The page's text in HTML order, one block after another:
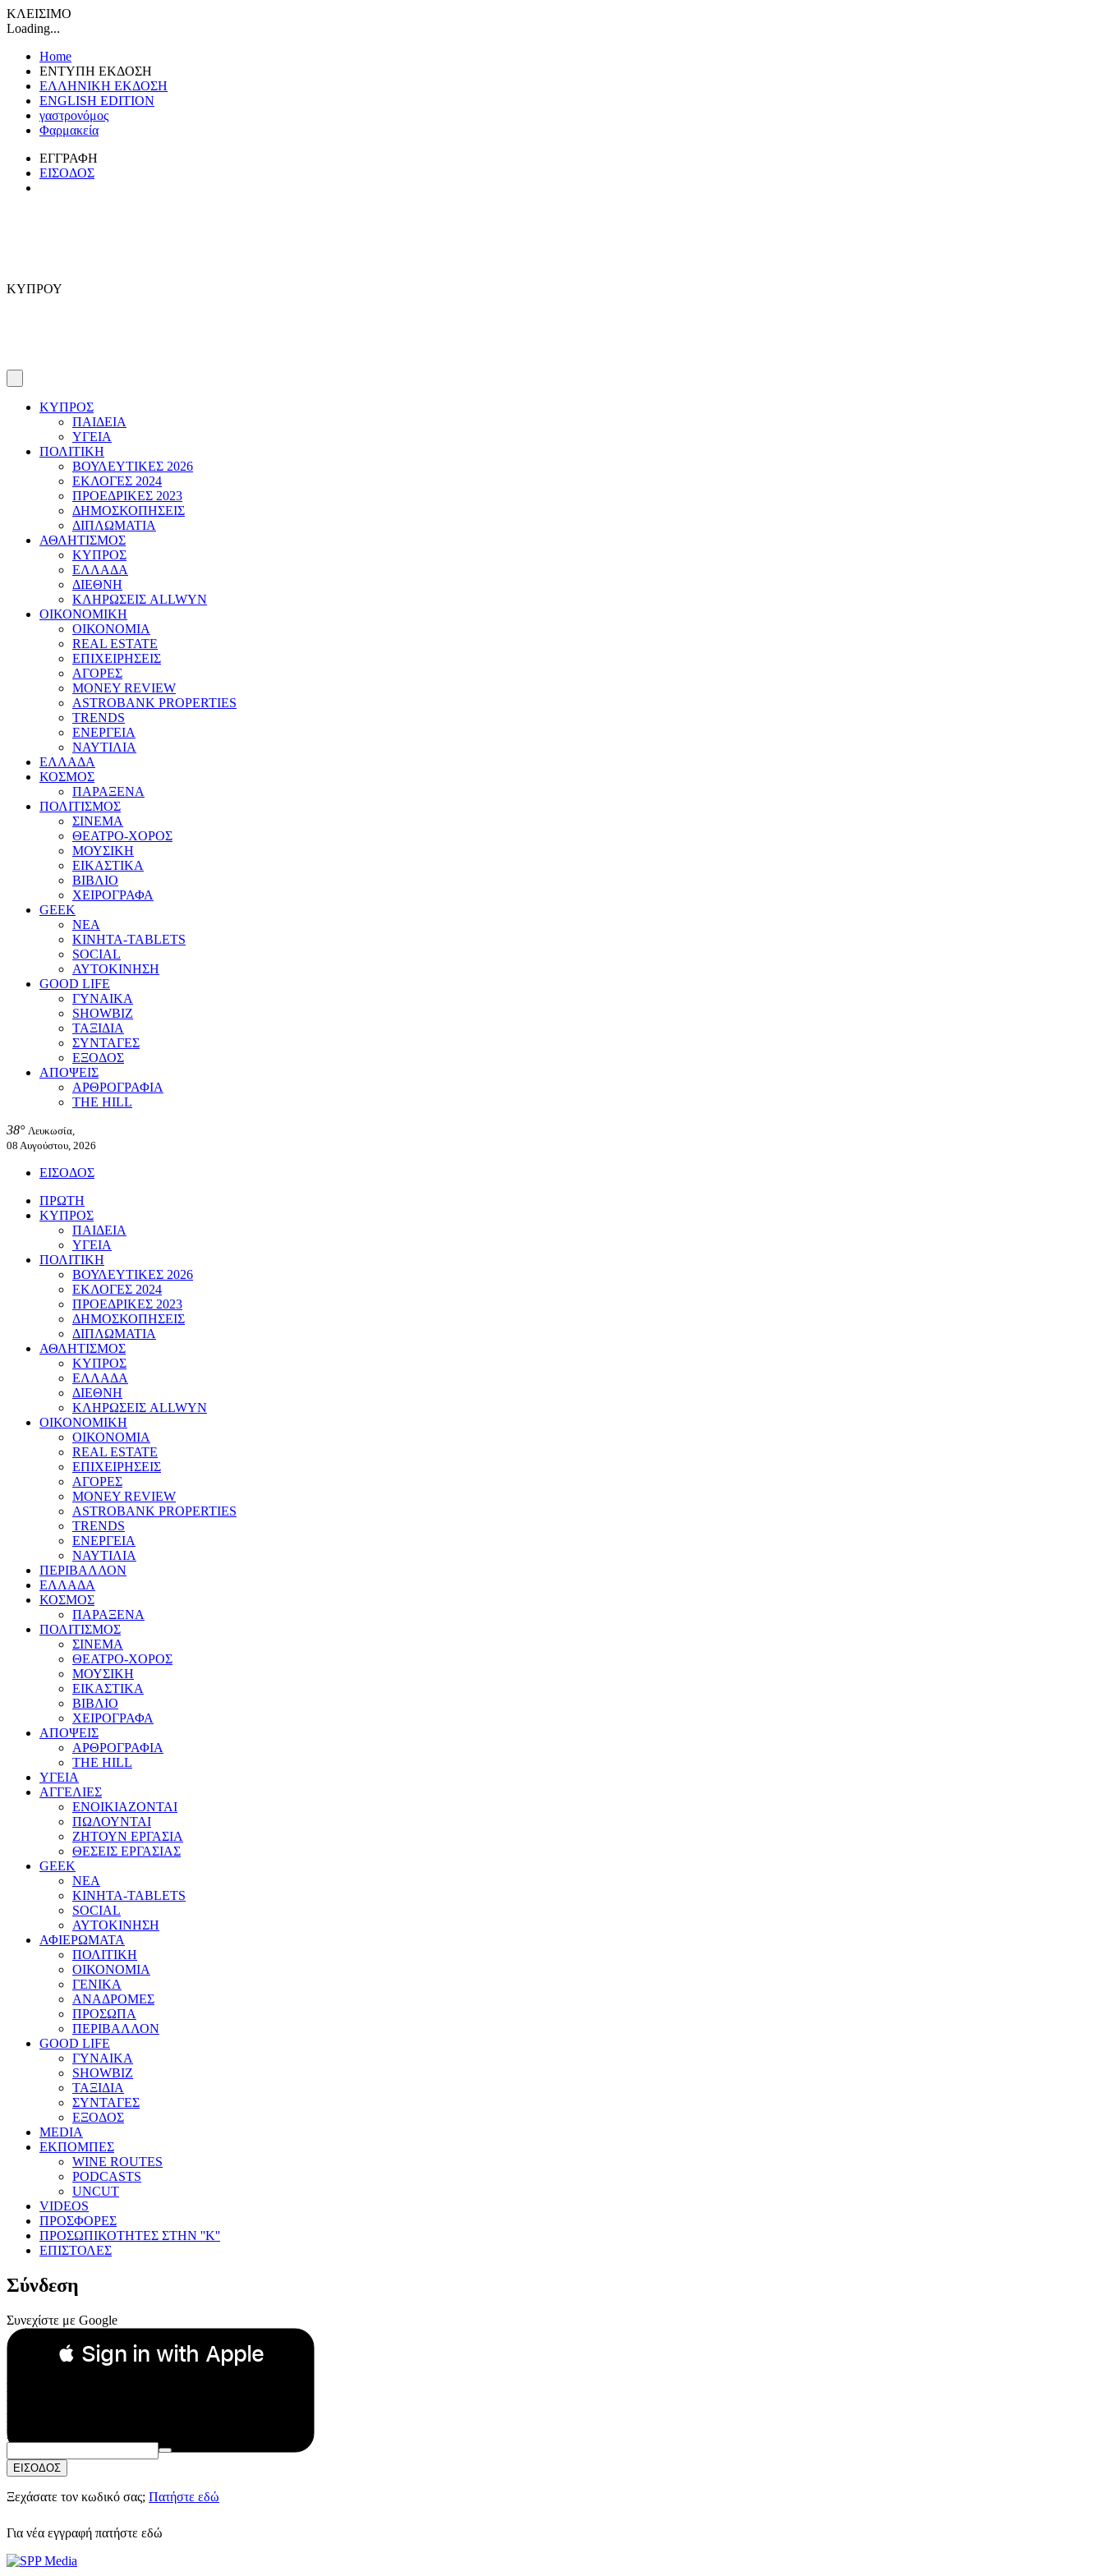
ΚΛΕΙΣΙΜΟ
Loading...
Home
ΕΝΤΥΠΗ ΕΚΔΟΣΗ
ΕΛΛΗΝΙΚΗ ΕΚΔΟΣΗ
ENGLISH EDITION
γαστρονόμος
Φαρμακεία
ΕΓΓΡΑΦΗ
ΕΙΣΟΔΟΣ
ΚΥΠΡΟΥ
ΚΥΠΡΟΣ
ΠΑΙΔΕΙΑ
ΥΓΕΙΑ
ΠΟΛΙΤΙΚΗ
ΒΟΥΛΕΥΤΙΚΕΣ 2026
ΕΚΛΟΓΕΣ 2024
ΠΡΟΕΔΡΙΚΕΣ 2023
ΔΗΜΟΣΚΟΠΗΣΕΙΣ
ΔΙΠΛΩΜΑΤΙΑ
ΑΘΛΗΤΙΣΜΟΣ
ΚΥΠΡΟΣ
ΕΛΛΑΔΑ
ΔΙΕΘΝΗ
ΚΛΗΡΩΣΕΙΣ ALLWYN
ΟΙΚΟΝΟΜΙΚΗ
ΟΙΚΟΝΟΜΙΑ
REAL ESTATE
ΕΠΙΧΕΙΡΗΣΕΙΣ
ΑΓΟΡΕΣ
MONEY REVIEW
ASTROBANK PROPERTIES
TRENDS
ΕΝΕΡΓΕΙΑ
ΝΑΥΤΙΛΙΑ
ΕΛΛΑΔΑ
ΚΟΣΜΟΣ
ΠΑΡΑΞΕΝΑ
ΠΟΛΙΤΙΣΜΟΣ
ΣΙΝΕΜΑ
ΘΕΑΤΡΟ-ΧΟΡΟΣ
ΜΟΥΣΙΚΗ
ΕΙΚΑΣΤΙΚΑ
ΒΙΒΛΙΟ
ΧΕΙΡΟΓΡΑΦΑ
GEEK
ΝΕΑ
ΚΙΝΗΤΑ-TABLETS
SOCIAL
ΑΥΤΟΚΙΝΗΣΗ
GOOD LIFE
ΓΥΝΑΙΚΑ
SHOWBIZ
ΤΑΞΙΔΙΑ
ΣΥΝΤΑΓΕΣ
ΕΞΟΔΟΣ
ΑΠΟΨΕΙΣ
ΑΡΘΡΟΓΡΑΦΙΑ
THE HILL
38° Λευκωσία,
08 Αυγούστου, 2026
ΕΙΣΟΔΟΣ
ΠΡΩΤΗ
ΚΥΠΡΟΣ
ΠΑΙΔΕΙΑ
ΥΓΕΙΑ
ΠΟΛΙΤΙΚΗ
ΒΟΥΛΕΥΤΙΚΕΣ 2026
ΕΚΛΟΓΕΣ 2024
ΠΡΟΕΔΡΙΚΕΣ 2023
ΔΗΜΟΣΚΟΠΗΣΕΙΣ
ΔΙΠΛΩΜΑΤΙΑ
ΑΘΛΗΤΙΣΜΟΣ
ΚΥΠΡΟΣ
ΕΛΛΑΔΑ
ΔΙΕΘΝΗ
ΚΛΗΡΩΣΕΙΣ ALLWYN
ΟΙΚΟΝΟΜΙΚΗ
ΟΙΚΟΝΟΜΙΑ
REAL ESTATE
ΕΠΙΧΕΙΡΗΣΕΙΣ
ΑΓΟΡΕΣ
MONEY REVIEW
ASTROBANK PROPERTIES
TRENDS
ΕΝΕΡΓΕΙΑ
ΝΑΥΤΙΛΙΑ
ΠΕΡΙΒΑΛΛΟΝ
ΕΛΛΑΔΑ
ΚΟΣΜΟΣ
ΠΑΡΑΞΕΝΑ
ΠΟΛΙΤΙΣΜΟΣ
ΣΙΝΕΜΑ
ΘΕΑΤΡΟ-ΧΟΡΟΣ
ΜΟΥΣΙΚΗ
ΕΙΚΑΣΤΙΚΑ
ΒΙΒΛΙΟ
ΧΕΙΡΟΓΡΑΦΑ
ΑΠΟΨΕΙΣ
ΑΡΘΡΟΓΡΑΦΙΑ
THE HILL
ΥΓΕΙΑ
ΑΓΓΕΛΙΕΣ
ΕΝΟΙΚΙΑΖΟΝΤΑΙ
ΠΩΛΟΥΝΤΑΙ
ΖΗΤΟΥΝ ΕΡΓΑΣΙΑ
ΘΕΣΕΙΣ ΕΡΓΑΣΙΑΣ
GEEK
ΝΕΑ
ΚΙΝΗΤΑ-TABLETS
SOCIAL
ΑΥΤΟΚΙΝΗΣΗ
ΑΦΙΕΡΩΜΑΤΑ
ΠΟΛΙΤΙΚΗ
ΟΙΚΟΝΟΜΙΑ
ΓΕΝΙΚΑ
ΑΝΑΔΡΟΜΕΣ
ΠΡΟΣΩΠΑ
ΠΕΡΙΒΑΛΛΟΝ
GOOD LIFE
ΓΥΝΑΙΚΑ
SHOWBIZ
ΤΑΞΙΔΙΑ
ΣΥΝΤΑΓΕΣ
ΕΞΟΔΟΣ
MEDIA
ΕΚΠΟΜΠΕΣ
WINE ROUTES
PODCASTS
UNCUT
VIDEOS
ΠΡΟΣΦΟΡΕΣ
ΠΡΟΣΩΠΙΚΟΤΗΤΕΣ ΣΤΗΝ ''Κ''
ΕΠΙΣΤΟΛΕΣ
Σύνδεση
Συνεχίστε με Google
 Sign in with Apple
Συνεχίστε με Apple
ή
Email:
Κωδικός Πρόσβασης:
ΕΙΣΟΔΟΣ
Ξεχάσατε τον κωδικό σας; Πατήστε εδώ
Για νέα εγγραφή πατήστε εδώ